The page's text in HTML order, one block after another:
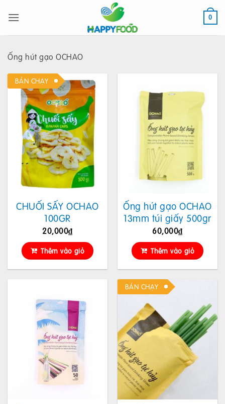
qua
0
Ống hút gạo OCHAO
BÁN CHẠY
CHUỐI SẤY OCHAO
100GR
20,000₫
Thêm vào giỏ
Ống hút gạo OCHAO
13mm túi giấy 500gr
60,000₫
Thêm vào giỏ
BÁN CHẠY